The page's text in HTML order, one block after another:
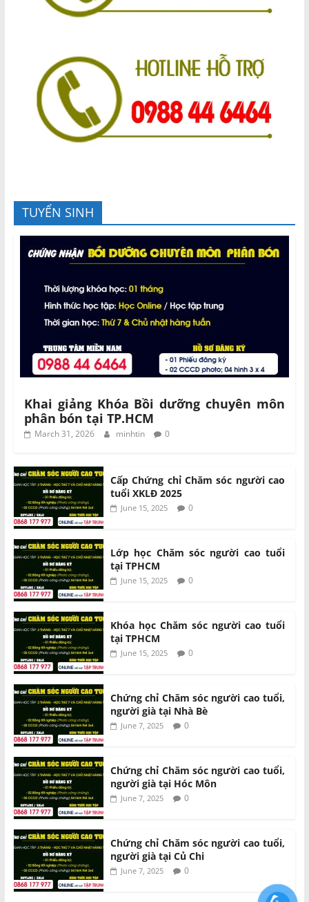
TUYỂN SINH
Khai giảng Khóa Bồi dưỡng chuyên môn
phân bón tại TP.HCM
March 31, 2026 minhtin 0
Cấp Chứng chỉ Chăm sóc người cao
tuổi XKLĐ 2025
June 15, 2025 0
Lớp học Chăm sóc người cao tuổi
tại TPHCM
June 15, 2025 0
Khóa học Chăm sóc người cao tuổi
tại TPHCM
June 15, 2025 0
Chứng chỉ Chăm sóc người cao tuổi,
người già tại Nhà Bè
June 7, 2025 0
Chứng chỉ Chăm sóc người cao tuổi,
người già tại Hóc Môn
June 7, 2025 0
Chứng chỉ Chăm sóc người cao tuổi,
người già tại Củ Chi
June 7, 2025 0